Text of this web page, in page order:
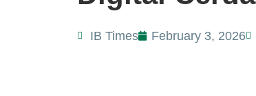
IB Times February 3, 2026